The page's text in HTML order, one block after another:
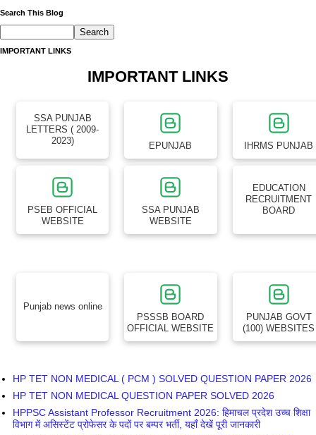
Search This Blog
IMPORTANT LINKS
IMPORTANT LINKS
SSA PUNJAB
LETTERS ( 2009-
2023)
EPUNJAB IHRMS PUNJAB
PSEB OFFICIAL
WEBSITE
SSA PUNJAB
WEBSITE
EDUCATION
RECRUITMENT
BOARD
Punjab news online
PSSSB BOARD
OFFICIAL WEBSITE
PUNJAB GOVT
(100) WEBSITES
HP TET NON MEDICAL ( PCM ) SOLVED QUESTION PAPER 2026
HP TET NON MEDICAL QUESTION PAPER SOLVED 2026
HPPSC Assistant Professor Recruitment 2026: हिमाचल प्रदेश उच्च शिक्षा
विभाग में असिस्टेंट प्रोफेसर के पदों पर बम्पर भर्ती, यहाँ देखें पूरी जानकारी